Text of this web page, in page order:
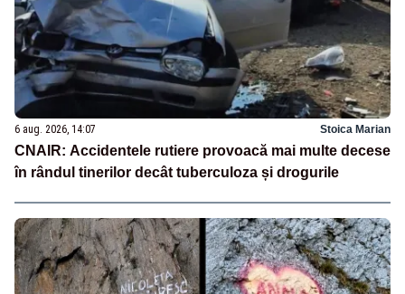
6 aug. 2026, 14:07 Stoica Marian
CNAIR: Accidentele rutiere provoacă mai multe decese
în rândul tinerilor decât tuberculoza și drogurile